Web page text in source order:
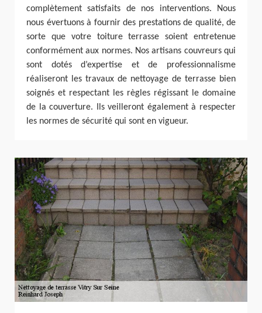
complètement satisfaits de nos interventions. Nous
nous évertuons à fournir des prestations de qualité, de
sorte que votre toiture terrasse soient entretenue
conformément aux normes. Nos artisans couvreurs qui
sont dotés d’expertise et de professionnalisme
réaliseront les travaux de nettoyage de terrasse bien
soignés et respectant les règles régissant le domaine
de la couverture. Ils veilleront également à respecter
les normes de sécurité qui sont en vigueur.